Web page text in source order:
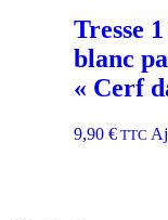
Tresse
blanc
« Cerf
9,90 € TTC